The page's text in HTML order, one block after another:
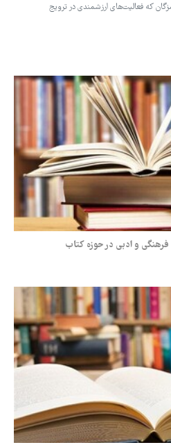
که فعالیت‌های ارزشمندی در ترویج